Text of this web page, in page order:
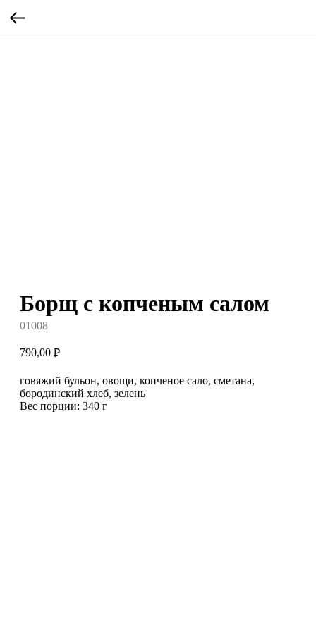
Борщ с копченым салом
01008
790,00 ₽
говяжий бульон, овощи, копченое сало, сметана,
бородинский хлеб, зелень
Вес порции: 340 г